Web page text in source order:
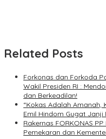
Related Posts
Forkonas dan Forkoda
Wakil Presiden RI :
dan Berkeadilan!
“Kokas Adalah
Emil Hindom Gugat Janji
Rakernas FORKONAS
Pemekaran dan